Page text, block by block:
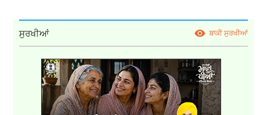
ਸੁਰਖੀਆਂ ਬਾਕੀ ਸੁਰਖੀਆਂ